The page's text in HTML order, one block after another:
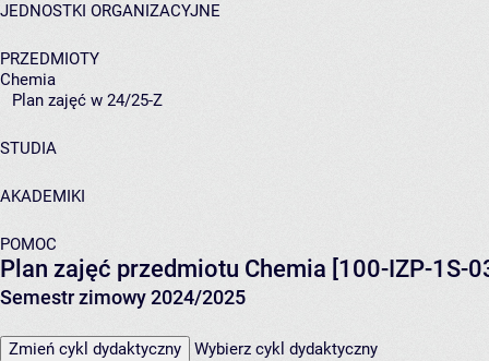
JEDNOSTKI ORGANIZACYJNE
PRZEDMIOTY
Chemia
Plan zajęć w 24/25-Z
STUDIA
AKADEMIKI
POMOC
Plan zajęć przedmiotu Chemia [100-IZP-1S-
Semestr zimowy 2024/2025
Zmień cykl dydaktyczny Wybierz cykl dydaktyczny